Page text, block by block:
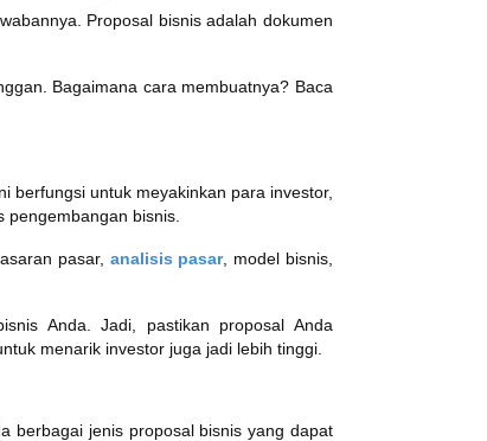
Proposal bisnis adalah dokumen
Bagaimana cara membuatnya? Baca
berfungsi untuk meyakinkan para investor,
bisnis.
pasar, analisis pasar, model bisnis,
Anda. Jadi, pastikan proposal Anda
menarik investor juga jadi lebih tinggi.
berbagai jenis proposal bisnis yang dapat